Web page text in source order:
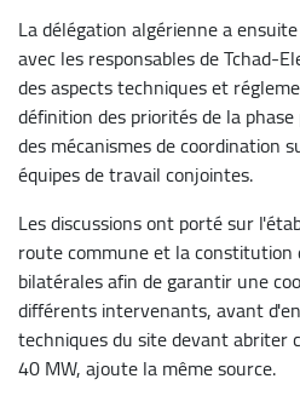
La délégation algérienne a
avec les responsables de Tchad-
des aspects techniques et
définition des priorités de la
des mécanismes de coordination
équipes de travail conjointes.
Les discussions ont porté sur
route commune et la constitution
bilatérales afin de garantir une
différents intervenants, avant
techniques du site devant abriter
40 MW, ajoute la même source.